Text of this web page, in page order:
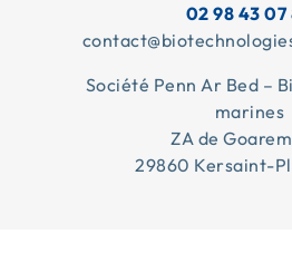
02 98 43 07
Société Penn Ar Bed –
marines
ZA de
29860 Kersaint-